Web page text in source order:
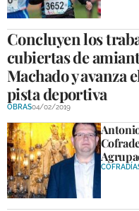
CÓRDOBA
PROVINCIA
SUBBÉTICA HOY
SALUD
OBRAS
NECROLÓGICAS
Concluyen los
cubiertas de
Machado y avanza
pista deportiva
OBRAS04/02/2019